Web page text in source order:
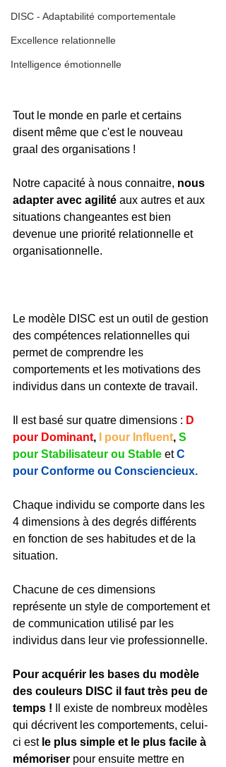
DISC - Adaptabilité comportementale
Excellence relationnelle
Intelligence émotionnelle
Tout le monde en parle et certains
disent même que c'est le nouveau
graal des organisations !
Notre capacité à nous connaitre, nous
adapter avec agilité aux autres et aux
situations changeantes est bien
devenue une priorité relationnelle et
organisationnelle.
Le modèle DISC est un outil de gestion
des compétences relationnelles qui
permet de comprendre les
comportements et les motivations des
individus dans un contexte de travail.
Il est basé sur quatre dimensions : D
pour Dominant, I pour Influent, S
pour Stabilisateur ou Stable et C
pour Conforme ou Consciencieux.
Chaque individu se comporte dans les
4 dimensions à des degrés différents
en fonction de ses habitudes et de la
situation.
Chacune de ces dimensions
représente un style de comportement et
de communication utilisé par les
individus dans leur vie professionnelle.
Pour acquérir les bases du modèle
des couleurs DISC il faut très peu de
temps !
Il existe de nombreux modèles
qui décrivent les comportements, celui-
ci est le plus simple et le plus facile à
mémoriser pour ensuite mettre en